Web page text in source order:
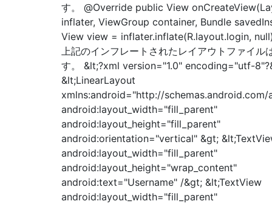
す。 @Override public View
inflater, ViewGroup container, Bundle
View view = inflater.inflate(R.layout.login,
上記のインフレートされたレイアウトファイ
す。 &lt;?xml version="1.0" encoding="utf-
&lt;LinearLayout
xmlns:android="http://
android:layout_width="fill_parent"
android:layout_height="fill_parent"
android:orientation="vertical" &gt;
android:layout_width="fill_parent"
android:layout_height="wrap_content"
android:text="Username" /&gt; &lt;TextView
android:layout_width="fill_parent"